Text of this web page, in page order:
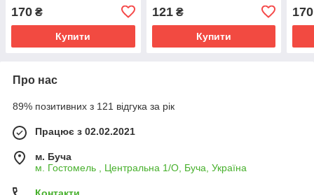
170 ₴
Купити
121₴
Купити
170
Про нас
89% позитивних з 121 відгука за рік
Працює з 02.02.2021
м. Буча
м. Гостомель , Центральна 1/О, Буча, Україна